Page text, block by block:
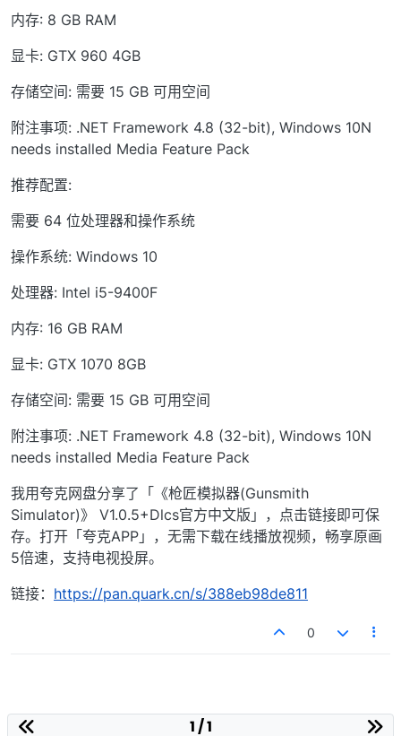
内存: 8 GB RAM
显卡: GTX 960 4GB
存储空间: 需要 15 GB 可用空间
附注事项: .NET Framework 4.8 (32-bit), Windows 10N
needs installed Media Feature Pack
推荐配置:
需要 64 位处理器和操作系统
操作系统: Windows 10
处理器: Intel i5-9400F
内存: 16 GB RAM
显卡: GTX 1070 8GB
存储空间: 需要 15 GB 可用空间
附注事项: .NET Framework 4.8 (32-bit), Windows 10N
needs installed Media Feature Pack
我用夸克网盘分享了「《枪匠模拟器(Gunsmith
Simulator)》 V1.0.5+Dlcs官方中文版」，点击链接即可保
存。打开「夸克APP」，无需下载在线播放视频，畅享原画
5倍速，支持电视投屏。
链接： https://pan.quark.cn/s/388eb98de811
0
1 / 1